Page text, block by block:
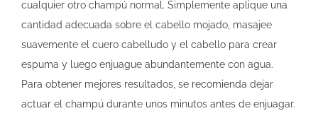
cualquier otro champú normal. Simplemente aplique una
cantidad adecuada sobre el cabello mojado, masajee
suavemente el cuero cabelludo y el cabello para crear
espuma y luego enjuague abundantemente con agua.
Para obtener mejores resultados, se recomienda dejar
actuar el champú durante unos minutos antes de enjuagar.